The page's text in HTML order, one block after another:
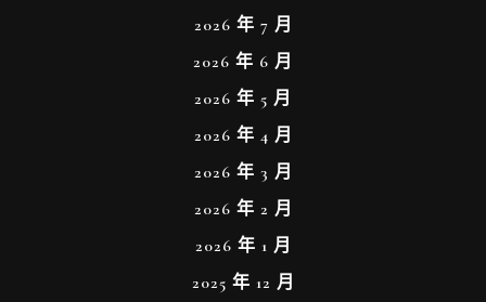
2026 年 7 月
2026 年 6 月
2026 年 5 月
2026 年 4 月
2026 年 3 月
2026 年 2 月
2026 年 1 月
2025 年 12 月